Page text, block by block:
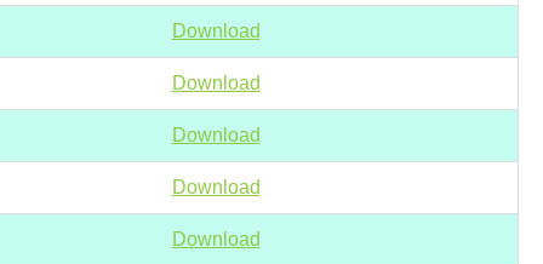
Download
Download
Download
Download
Download